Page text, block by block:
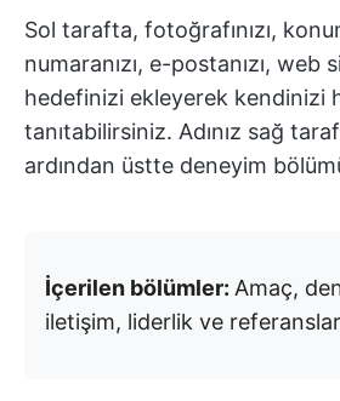
Sol tarafta, fotoğrafınızı,
numaranızı, e-postanızı, web
hedefinizi ekleyerek kendinizi
tanıtabilirsiniz. Adınız sağ
ardından üstte deneyim
İçerilen bölümler: Amaç,
iletişim, liderlik ve referanslar